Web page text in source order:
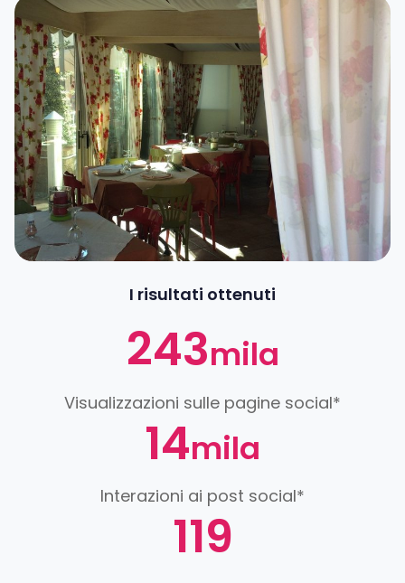
I risultati ottenuti
243mila
Visualizzazioni sulle pagine social*
14mila
Interazioni ai post social*
119